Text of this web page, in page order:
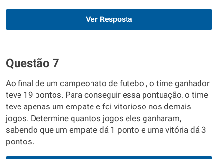
Ver Resposta
Questão 7
Ao final de um campeonato de futebol, o time ganhador
teve 19 pontos. Para conseguir essa pontuação, o time
teve apenas um empate e foi vitorioso nos demais
jogos. Determine quantos jogos eles ganharam,
sabendo que um empate dá 1 ponto e uma vitória dá 3
pontos.